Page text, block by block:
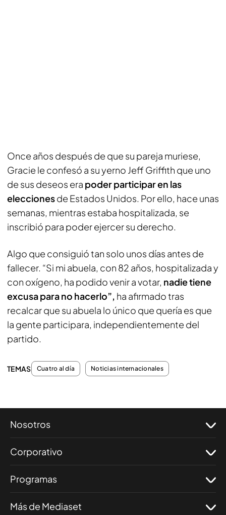
Once años después de que su pareja muriese,
Gracie le confesó a su yerno Jeff Griffith que uno
de sus deseos era poder participar en las
eleccionesde Estados Unidos. Por ello, hace unas
semanas, mientras estaba hospitalizada, se
inscribió para poder ejercer su derecho.
Algo que consiguió tan solo unos días antes de
fallecer. “Si mi abuela, con 82 años, hospitalizada y
con oxígeno, ha podido venir a votar, nadie tiene
excusa para no hacerlo”, ha afirmado tras
recalcar que su abuela lo único que quería es que
la gente participara, independientemente del
partido.
TEMAS Cuatro al día Noticias internacionales
Nosotros
Corporativo
Programas
Más de Mediaset